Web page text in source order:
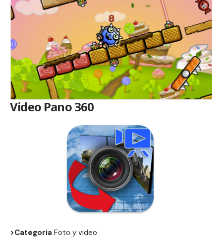
Video Pano 360
>Categoria Foto y video